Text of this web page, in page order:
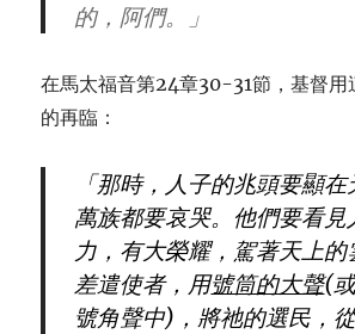
的，阿們。」
在馬太福音第24章30-31節，基督用
的再臨：
「那時，人子的兆頭要顯
萬族都要哀哭。他們要看見
力，有大榮耀，駕著天上
差遣使者，用號筒的大聲(
號角聲中)，將祂的選民，